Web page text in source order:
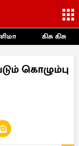
கிசு கிசு
கொழும்பு